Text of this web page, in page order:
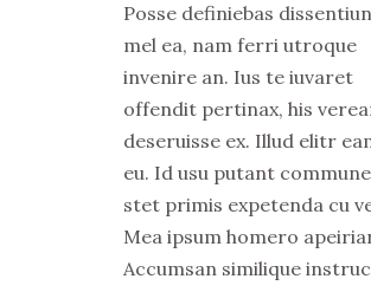
Posse definiebas
mel ea, nam ferri utroque
invenire an. Ius te iuvaret
offendit pertinax, his
deseruisse ex. Illud elitr
eu. Id usu putant
stet primis expetenda cu
Mea ipsum homero
Accumsan similique